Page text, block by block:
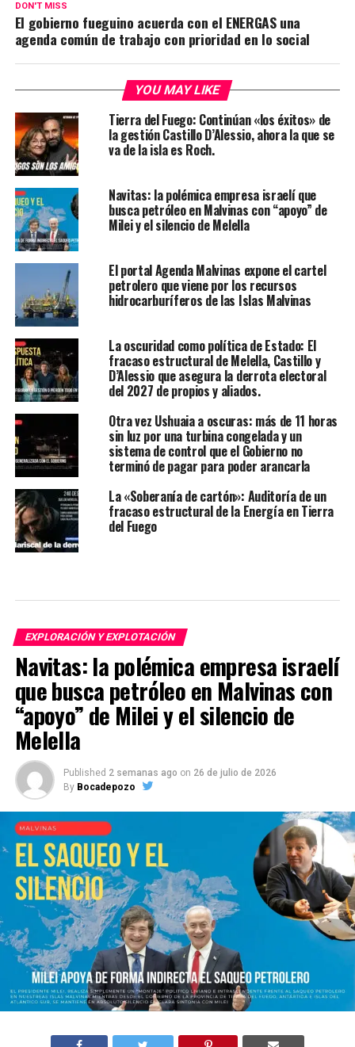
DON'T MISS
El gobierno fueguino acuerda con el ENERGAS una
agenda común de trabajo con prioridad en lo social
YOU MAY LIKE
Tierra del Fuego: Continúan «los éxitos» de
la gestión Castillo D’Alessio, ahora la que se
va de la isla es Roch.
Navitas: la polémica empresa israelí que
busca petróleo en Malvinas con “apoyo” de
Milei y el silencio de Melella
El portal Agenda Malvinas expone el cartel
petrolero que viene por los recursos
hidrocarburíferos de las Islas Malvinas
La oscuridad como política de Estado: El
fracaso estructural de Melella, Castillo y
D’Alessio que asegura la derrota electoral
del 2027 de propios y aliados.
Otra vez Ushuaia a oscuras: más de 11 horas
sin luz por una turbina congelada y un
sistema de control que el Gobierno no
terminó de pagar para poder arancarla
La «Soberanía de cartón»: Auditoría de un
fracaso estructural de la Energía en Tierra
del Fuego
EXPLORACIÓN Y EXPLOTACIÓN
Navitas: la polémica empresa israelí
que busca petróleo en Malvinas con
“apoyo” de Milei y el silencio de
Melella
Published 2 semanas ago on 26 de julio de 2026
By Bocadepozo